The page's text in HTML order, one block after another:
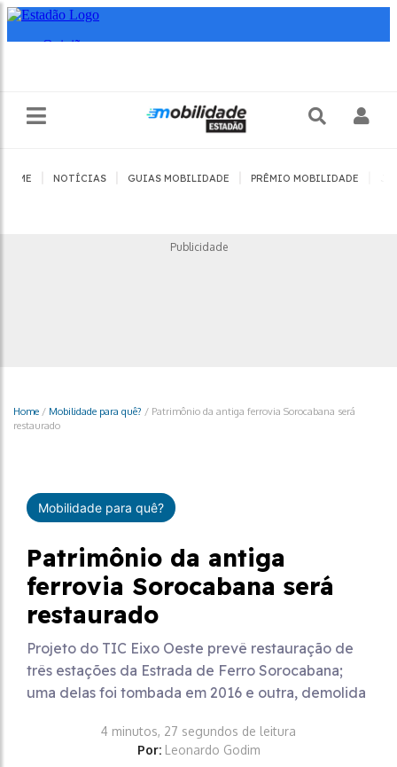
HOME NOTÍCIAS GUIAS MOBILIDADE PRÊMIO MOBILIDADE
Publicidade
Home / Mobilidade para quê? / Patrimônio da antiga ferrovia Sorocabana será
restaurado
Mobilidade para quê?
Patrimônio da antiga
ferrovia Sorocabana será
restaurado
Projeto do TIC Eixo Oeste prevê restauração de
três estações da Estrada de Ferro Sorocabana;
uma delas foi tombada em 2016 e outra, demolida
4 minutos, 27 segundos de leitura
Por: Leonardo Godim